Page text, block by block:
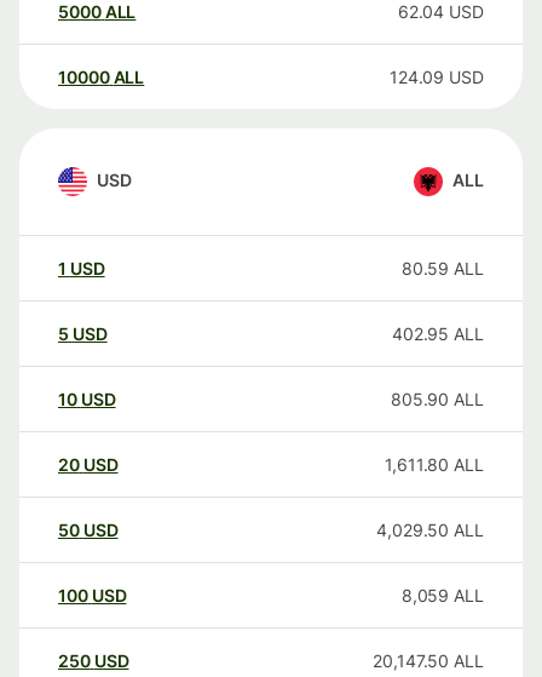
5000ALL 62.04 USD
10000 ALL 124.09 USD
USD ALL
1 USD 80.59 ALL
5 USD 402.95 ALL
10 USD 805.90 ALL
20 USD 1,611.80 ALL
50 USD 4,029.50 ALL
100 USD 8,059 ALL
250 USD 20,147.50 ALL